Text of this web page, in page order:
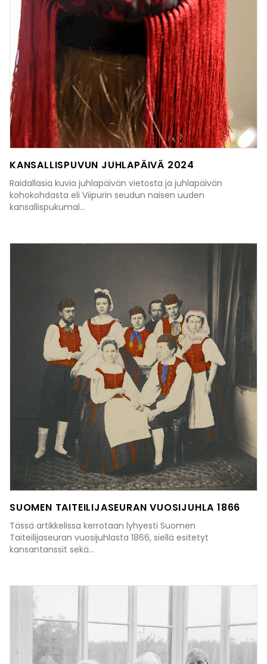
KANSALLISPUVUN JUHLAPÄIVÄ 2024
Raidallasia kuvia juhlapäivän vietosta ja juhlapäivän
kohokohdasta eli Viipurin seudun naisen uuden
kansallispukumal...
SUOMEN TAITEILIJASEURAN VUOSIJUHLA 1866
Tässä artikkelissa kerrotaan lyhyesti Suomen
Taiteilijaseuran vuosijuhlasta 1866, siellä esitetyt
kansantanssit sekä...